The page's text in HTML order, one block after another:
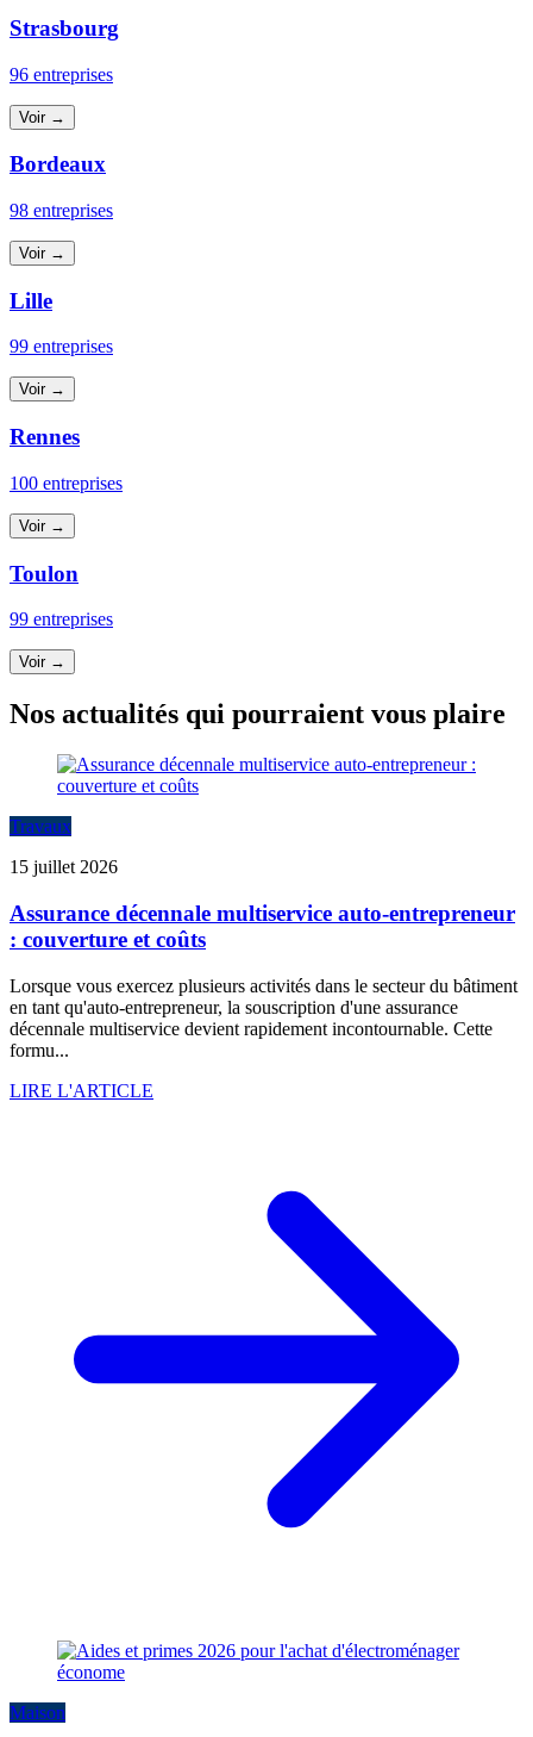
Strasbourg
96 entreprises
Voir →
Bordeaux
98 entreprises
Voir →
Lille
99 entreprises
Voir →
Rennes
100 entreprises
Voir →
Toulon
99 entreprises
Voir →
Nos actualités qui pourraient vous plaire
Travaux
15 juillet 2026
Assurance décennale multiservice auto-entrepreneur
: couverture et coûts
Lorsque vous exercez plusieurs activités dans le secteur du bâtiment
en tant qu'auto-entrepreneur, la souscription d'une assurance
décennale multiservice devient rapidement incontournable. Cette
formu...
LIRE L'ARTICLE
Maison